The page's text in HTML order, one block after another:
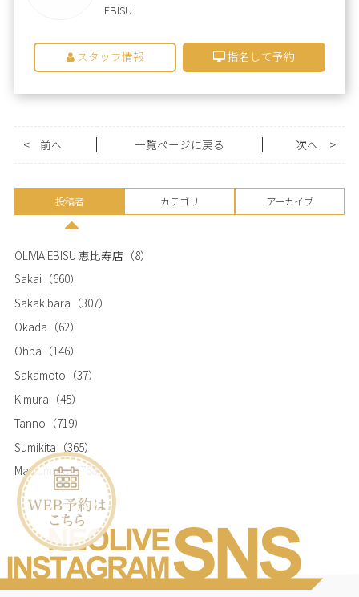
EBISU
スタッフ情報 指名して予約
< 前へ 一覧ページに戻る >
次へ
投稿者 カテゴリ アーカイブ
OLIVIA EBISU 恵比寿店 （8）
Sakai （660）
Sakakibara （307）
Okada （62）
Ohba （146）
Sakamoto （37）
Kimura （45）
Tanno （719）
Sumikita （365）
Matsumura（768）